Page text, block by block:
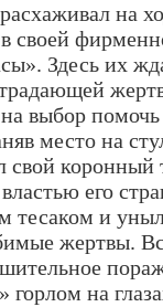
на
своей
Здесь их
выбор помочь
место на
свой
властью его
тесаком и
жертвы.
горлом на